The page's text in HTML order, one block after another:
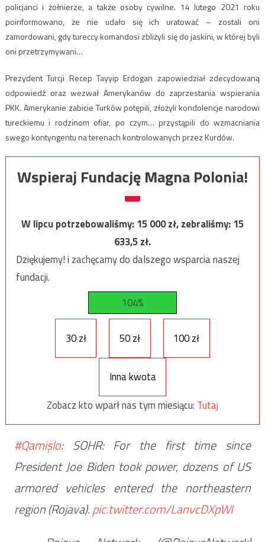
policjanci i żołnierze, a także osoby cywilne. 14 lutego 2021 roku
poinformowano, że nie udało się ich uratować – zostali oni
zamordowani, gdy tureccy komandosi zbliżyli się do jaskini, w której byli
oni przetrzymywani…
Prezydent Turcji Recep Tayyip Erdogan zapowiedział zdecydowaną
odpowiedź oraz wezwał Amerykanów do zaprzestania wspierania
PKK. Amerykanie zabicie Turków potępili, złożyli kondolencje narodowi
tureckiemu i rodzinom ofiar, po czym… przystąpili do wzmacniania
swego kontyngentu na terenach kontrolowanych przez Kurdów.
Wspieraj Fundację Magna Polonia!
W lipcu potrzebowaliśmy:15 000zł, zebraliśmy:15
633,5zł.
Dziękujemy! i zachęcamy do dalszego wsparcia naszej
fundacji.
104%
30 zł 50 zł 100 zł
Inna kwota
Zobacz kto wparł nas tym miesiącu: Tutaj
#Qamişlo: SOHR: For the first time since
President Joe Biden took power, dozens of US
armored vehicles entered the northeastern
region (Rojava).pic.twitter.com/LanvcDXpWI